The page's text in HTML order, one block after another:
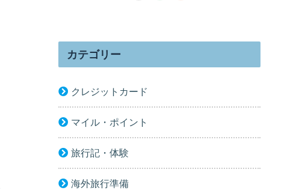
カテゴリー
クレジットカード
マイル・ポイント
旅行記・体験
海外旅行準備